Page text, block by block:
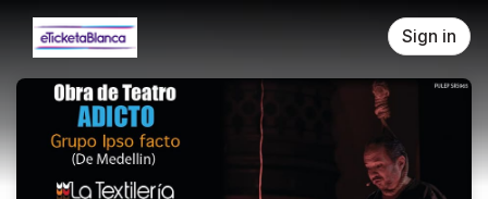
Skip header
Sign in